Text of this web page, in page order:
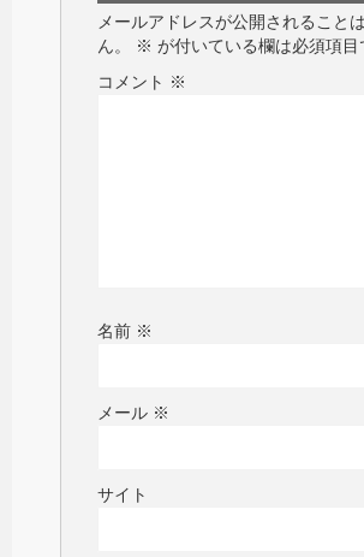
メールアドレスが公開されること
ん。
※ が付いている欄は必須項目
コメント ※
名前 ※
メール ※
サイト